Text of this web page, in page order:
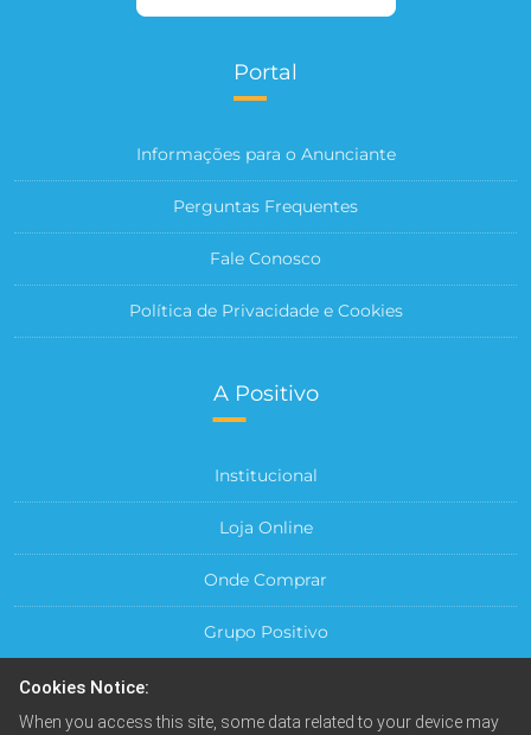
Portal
Informações para o Anunciante
Perguntas Frequentes
Fale Conosco
Política de Privacidade e Cookies
A Positivo
Institucional
Loja Online
Onde Comprar
Grupo Positivo
Cookies Notice:
When you access this site, some data related to your device may